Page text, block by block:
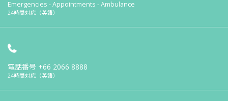
Emergencies - Appointments - Ambulance
24時間対応（英語）
電話番号 +66 2066 8888
24時間対応（英語）